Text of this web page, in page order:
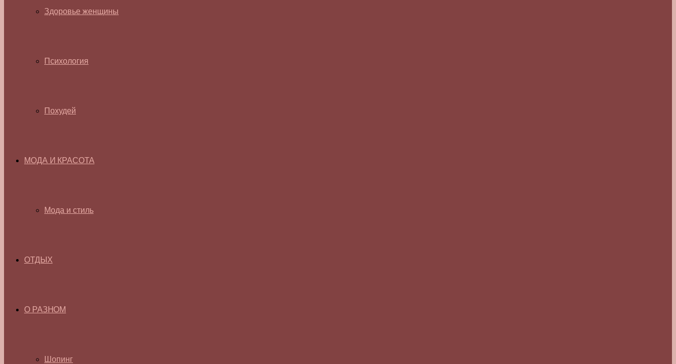
Здоровье женщины
Психология
Похудей
МОДА И КРАСОТА
Мода и стиль
ОТДЫХ
О РАЗНОМ
Шопинг